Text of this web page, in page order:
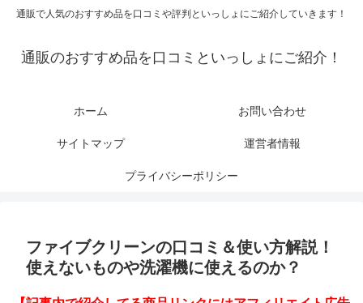
通販で人気のおすすめ品を口コミや評判といっしょにご紹介していきます！
通販のおすすめ品を口コミといっしょにご紹介！
ホーム お問い合わせ
サイトマップ 運営者情報
プライバシーポリシー
ファイブクリーンの口コミ＆使い方解説！
使えないものや洗濯機に使えるのか？